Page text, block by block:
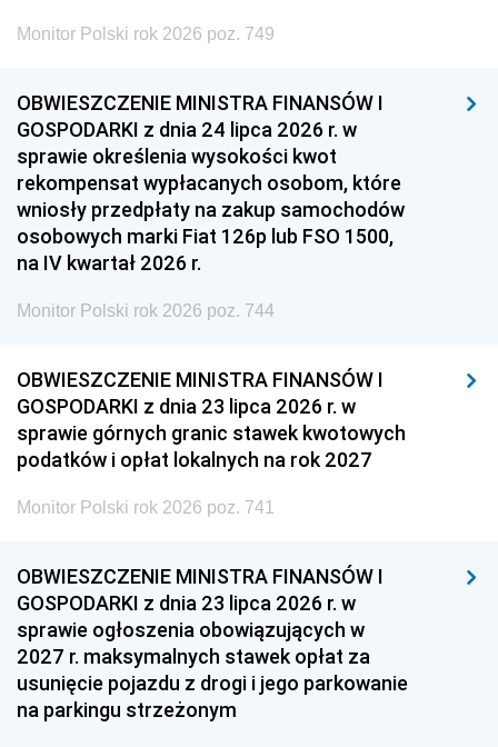
Monitor Polski rok 2026 poz. 749
OBWIESZCZENIE MINISTRA FINANSÓW I
GOSPODARKI z dnia 24 lipca 2026 r. w
sprawie określenia wysokości kwot
rekompensat wypłacanych osobom, które
wniosły przedpłaty na zakup samochodów
osobowych marki Fiat 126p lub FSO 1500,
na IV kwartał 2026 r.
Monitor Polski rok 2026 poz. 744
OBWIESZCZENIE MINISTRA FINANSÓW I
GOSPODARKI z dnia 23 lipca 2026 r. w
sprawie górnych granic stawek kwotowych
podatków i opłat lokalnych na rok 2027
Monitor Polski rok 2026 poz. 741
OBWIESZCZENIE MINISTRA FINANSÓW I
GOSPODARKI z dnia 23 lipca 2026 r. w
sprawie ogłoszenia obowiązujących w
2027 r. maksymalnych stawek opłat za
usunięcie pojazdu z drogi i jego parkowanie
na parkingu strzeżonym